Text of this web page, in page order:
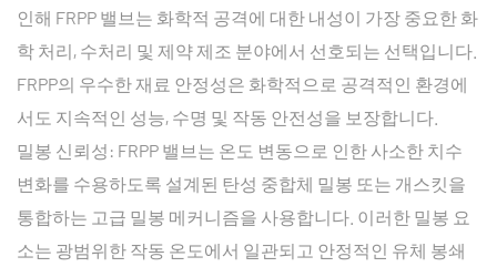
인해 FRPP 밸브는 화학적 공격에 대한 내성이 가장 중요한 화
학 처리, 수처리 및 제약 제조 분야에서 선호되는 선택입니다.
FRPP의 우수한 재료 안정성은 화학적으로 공격적인 환경에
서도 지속적인 성능, 수명 및 작동 안전성을 보장합니다.
밀봉 신뢰성: FRPP 밸브는 온도 변동으로 인한 사소한 치수
변화를 수용하도록 설계된 탄성 중합체 밀봉 또는 개스킷을
통합하는 고급 밀봉 메커니즘을 사용합니다. 이러한 밀봉 요
소는 광범위한 작동 온도에서 일관되고 안정적인 유체 봉쇄